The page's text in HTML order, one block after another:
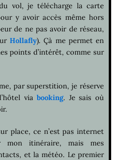
vol, je télécharge la carte
y avoir accès même hors
de ne pas avoir de réseau,
Hollafly). Çà me permet en
points d’intérêt, comme sur
par superstition, je réserve
viabooking. Je sais où
place, ce n’est pas internet
itinéraire, mais mes
et la météo. Le premier